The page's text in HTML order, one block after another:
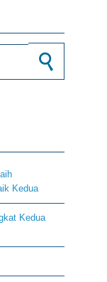
Kedua
Kedua